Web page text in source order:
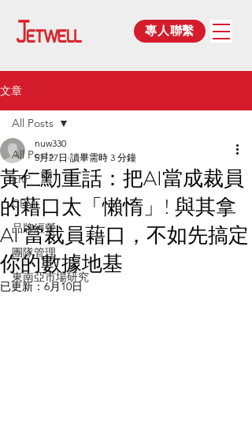
專人聯繫
文章
All Posts
ERP
CRM
品牌經營
團隊管理
東南亞市場研究
All Posts
黃仁勳重話：把AI當成裁員
的藉口太「懶惰」! 與其拿
AI 當裁員藉口，不如先搞定
你的數據地基
nuw330
5月27日 讀畢需時 3 分鐘
已更新：6月10日